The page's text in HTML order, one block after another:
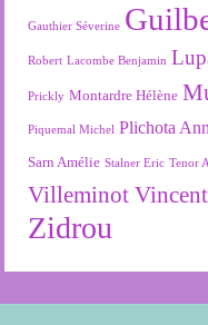
Gauthier Séverine
Robert Lacombe Benjamin
Prickly Montardre Hélène
Piquemal Michel Plichota
Sarn Amélie Stalner Eric Tenor
Villeminot Vincent
Zidrou